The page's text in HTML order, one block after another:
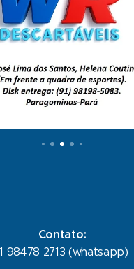
Contato:
98478 2713 (whatsapp)